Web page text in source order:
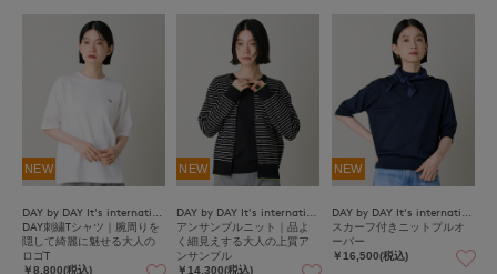
NEW
DAY刺繍Tシャツ｜腕周りを
隠して綺麗に魅せる大人の
ロゴT
￥8,800(税込)
NEW
アンサンブルニット｜品よ
く細見えする大人の上質ア
ンサンブル
￥14,300(税込)
NEW
スカーフ付きニットプルオ
ーバー
￥16,500(税込)